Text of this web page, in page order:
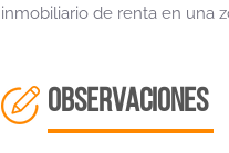
inmobiliario de renta en una
OBSERVACIONES